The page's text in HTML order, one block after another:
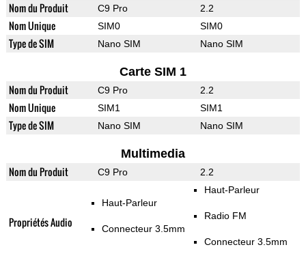
Nom du Produit C9 Pro 2.2
Nom Unique SIM0 SIM0
Type de SIM Nano SIM Nano SIM
Carte SIM 1
Nom du Produit C9 Pro 2.2
Nom Unique SIM1 SIM1
Type de SIM Nano SIM Nano SIM
Multimedia
Nom du Produit C9 Pro 2.2
Propriétés Audio
Haut-Parleur
Connecteur 3.5mm
Haut-Parleur
Radio FM
Connecteur 3.5mm